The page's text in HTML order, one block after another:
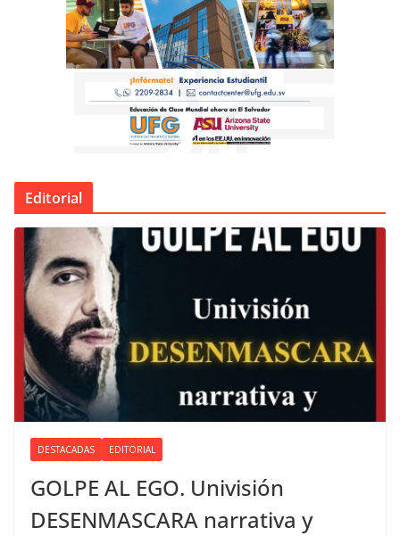
Editorial
DESTACADAS EDITORIAL
GOLPE AL EGO. Univisión
DESENMASCARA narrativa y